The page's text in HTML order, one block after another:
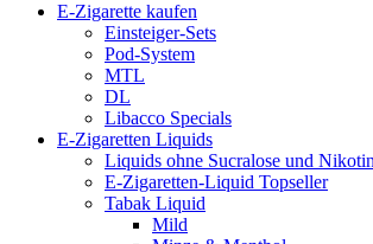
E-Zigarette kaufen
Einsteiger-Sets
Pod-System
MTL
DL
Libacco Specials
E-Zigaretten Liquids
Liquids ohne Sucralose und
E-Zigaretten-Liquid Topseller
Tabak Liquid
Mild